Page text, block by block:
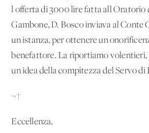
l'offerta di 3000 lire fatta all'Oratorio
Gambone, D. Bosco inviava al Conte
un'istanza, per ottenere
benefattore. La riportiamo
un'idea della compitezza del Servo di
¬†
Eccellenza,